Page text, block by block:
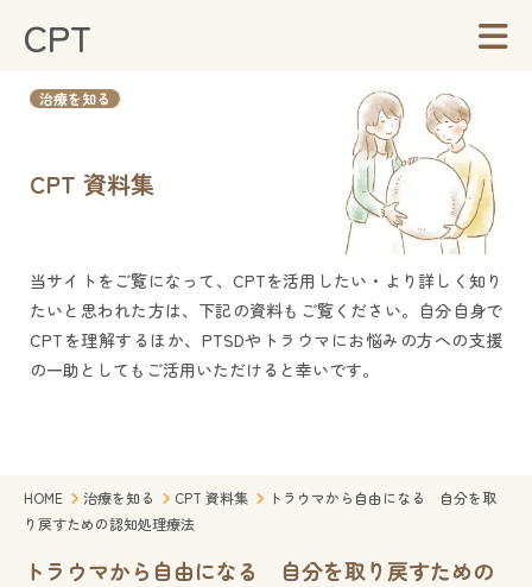
CPT
治療を知る
CPT 資料集
当サイトをご覧になって、CPTを活用したい・より詳しく知り
たいと思われた方は、下記の資料もご覧ください。自分自身で
CPTを理解するほか、PTSDやトラウマにお悩みの方への支援
の一助としてもご活用いただけると幸いです。
HOME 治療を知る CPT 資料集
トラウマから自由になる 自分を取
り戻すための認知処理療法
トラウマから自由になる 自分を取り戻すための